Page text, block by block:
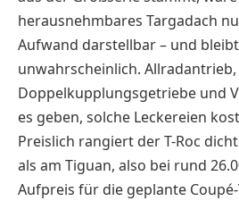
herausnehmbares Targadach
Aufwand darstellbar – und
unwahrscheinlich. Allradantrieb,
Doppelkupplungsgetriebe und
es geben, solche Leckereien
Preislich rangiert der T-Roc
als am Tiguan, also bei rund
Aufpreis für die geplante